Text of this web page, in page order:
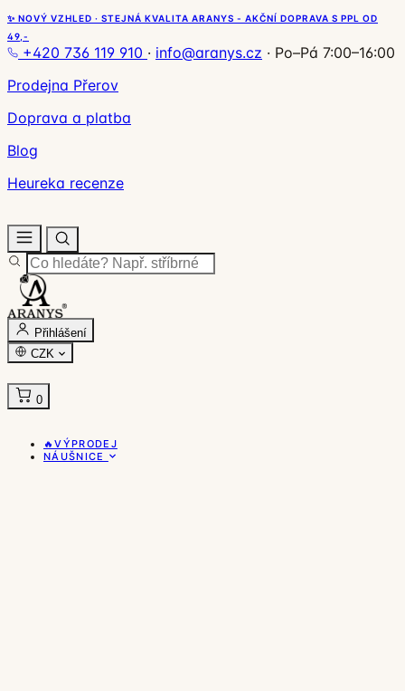
✨ NOVÝ VZHLED · STEJNÁ KVALITA ARANYS - AKČNÍ DOPRAVA S PPL OD
49,-
+420 736 119 910 · info@aranys.cz · Po–Pá 7:00–16:00
Prodejna Přerov
Doprava a platba
Blog
Heureka recenze
Přihlášení
CZK
0
🔥VÝPRODEJ
NÁUŠNICE